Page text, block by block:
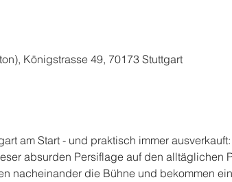
Königstrasse 49, 70173 Stuttgart
am Start - und praktisch immer
absurden Persiflage auf den alltäglichen
nacheinander die Bühne und bekommen